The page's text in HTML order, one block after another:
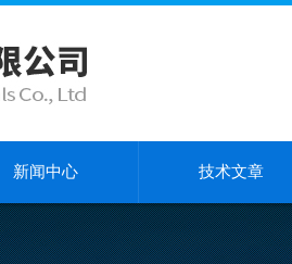
新闻中心 技术文章